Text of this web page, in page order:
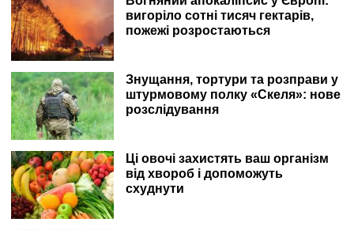
вигоріло сотні тисяч гектарів,
пожежі розростаються
Знущання, тортури та розправи у
штурмовому полку «Скеля»: нове
розслідування
Ці овочі захистять ваш організм
від хвороб і допоможуть
схуднути